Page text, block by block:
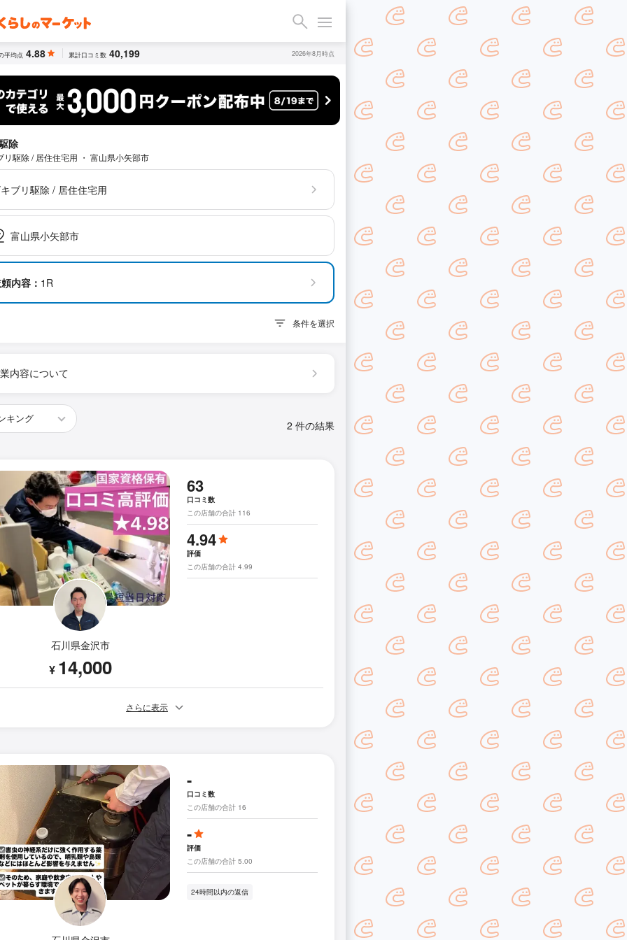
平均点 4.88 累計口コミ数 40,199 2026年8月時点
除
リ駆除 / 居住住宅用 ・ 富山県小矢部市
ブリ駆除 / 居住住宅用
富山県小矢部市
内容： 1R
条件を選択
内容について
2 件の結果
石川県金沢市
¥ 14,000
63
口コミ数
この店舗の合計 116
4.94
評価
この店舗の合計 4.99
さらに表示
-
口コミ数
この店舗の合計 16
-
評価
この店舗の合計 5.00
24時間以内の返信